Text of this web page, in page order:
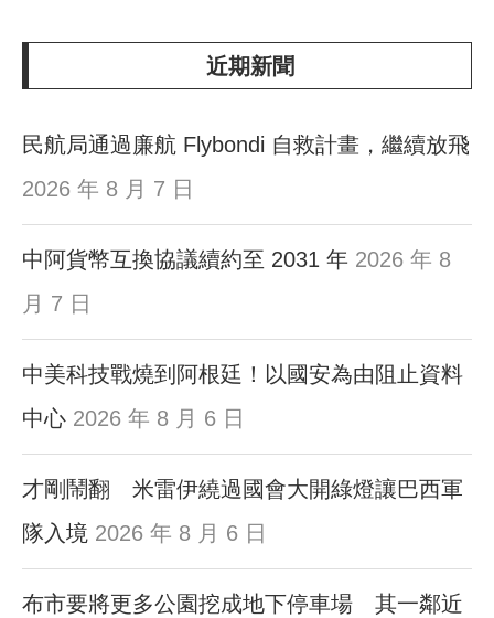
近期新聞
民航局通過廉航 Flybondi 自救計畫，繼續放飛
2026 年 8 月 7 日
中阿貨幣互換協議續約至 2031 年 2026 年 8
月 7 日
中美科技戰燒到阿根廷！以國安為由阻止資料
中心 2026 年 8 月 6 日
才剛鬧翻 米雷伊繞過國會大開綠燈讓巴西軍
隊入境 2026 年 8 月 6 日
布市要將更多公園挖成地下停車場 其一鄰近